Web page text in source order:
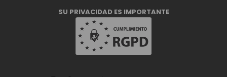
SU PRIVACIDAD ES IMPORTANTE